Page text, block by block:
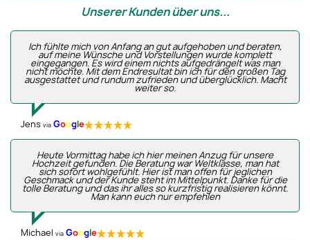
Unserer Kunden über uns...
Ich fühlte mich von Anfang an gut aufgehoben und beraten,
auf meine Wünsche und Vorstellungen wurde komplett
eingegangen. Es wird einem nichts aufgedrängelt was man
nicht möchte. Mit dem Endresultat bin ich für den großen Tag
ausgestattet und rundum zufrieden und überglücklich. Macht
weiter so.
Jens via Google
Heute Vormittag habe ich hier meinen Anzug für unsere
Hochzeit gefunden. Die Beratung war Weltklasse, man hat
sich sofort wohlgefühlt. Hier ist man offen für jeglichen
Geschmack und der Kunde steht im Mittelpunkt. Danke für die
tolle Beratung und das ihr alles so kurzfristig realisieren könnt.
Man kann euch nur empfehlen
Michael via Google